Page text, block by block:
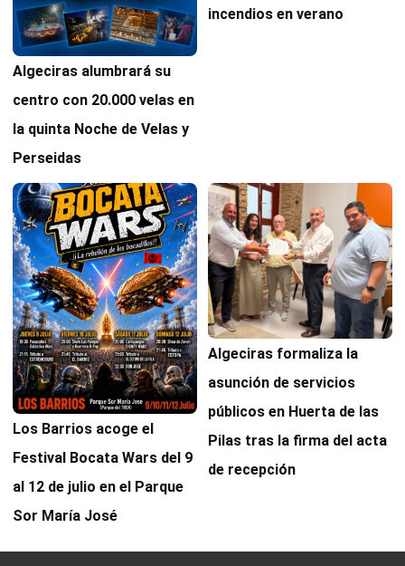
Algeciras alumbrará su
centro con 20.000 velas en
la quinta Noche de Velas y
Perseidas
incendios en verano
Los Barrios acoge el
Festival Bocata Wars del 9
al 12 de julio en el Parque
Sor María José
Algeciras formaliza la
asunción de servicios
públicos en Huerta de las
Pilas tras la firma del acta
de recepción